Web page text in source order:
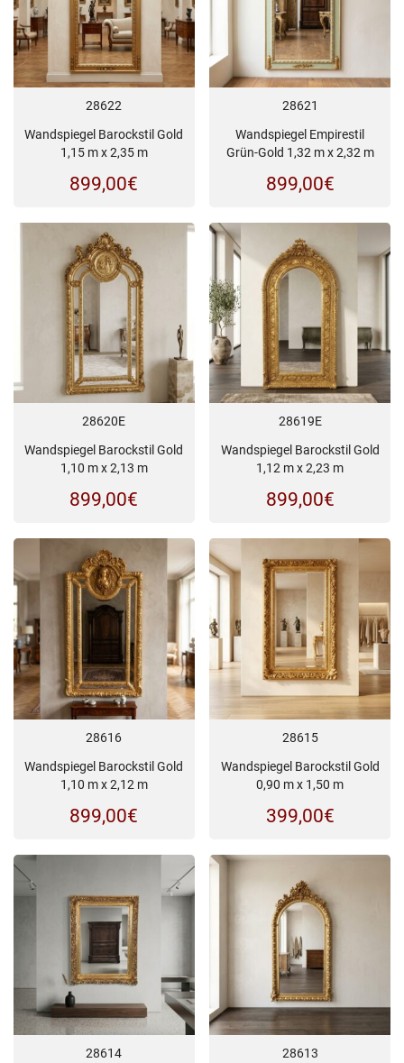
28622
Wandspiegel Barockstil Gold
1,15 m x 2,35 m
899,00€
28621
Wandspiegel Empirestil
Grün-Gold 1,32 m x 2,32 m
899,00€
28620E
Wandspiegel Barockstil Gold
1,10 m x 2,13 m
899,00€
28619E
Wandspiegel Barockstil Gold
1,12 m x 2,23 m
899,00€
28616
Wandspiegel Barockstil Gold
1,10 m x 2,12 m
899,00€
28615
Wandspiegel Barockstil Gold
0,90 m x 1,50 m
399,00€
28614 28613